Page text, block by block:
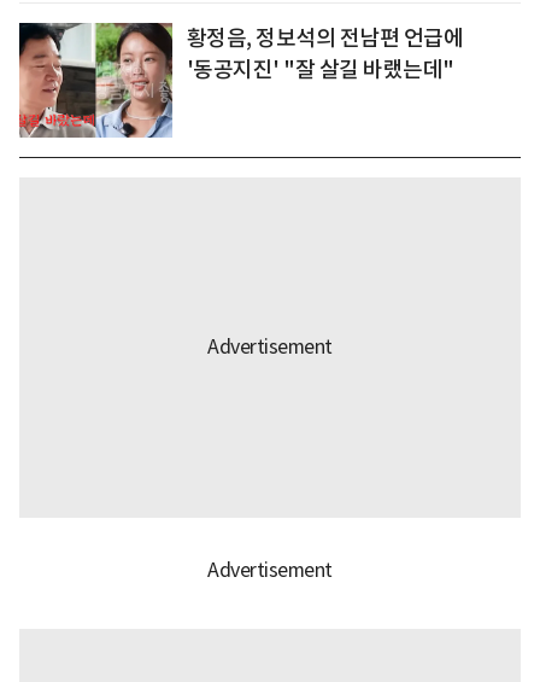
황정음, 정보석의 전남편 언급에
'동공지진' "잘 살길 바랬는데"